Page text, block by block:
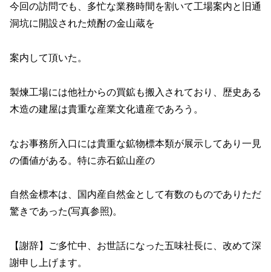
今回の訪問でも、多忙な業務時間を割いて工場案内と旧通
洞坑に開設された焼酎の金山蔵を
案内して頂いた。
製煉工場には他社からの買鉱も搬入されており、歴史ある
木造の建屋は貴重な産業文化遺産であろう。
なお事務所入口には貴重な鉱物標本類が展示してあり一見
の価値がある。特に赤石鉱山産の
自然金標本は、国内産自然金として有数のものでありただ
驚きであった(写真参照)。
【謝辞】
ご多忙中、お世話になった五味社長に、改めて深
謝申し上げます。